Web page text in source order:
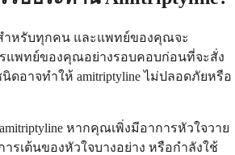
สำหรับทุกคน และแพทย์ของคุณจะ
แพทย์ของคุณอย่างรอบคอบก่อนที่จะสั่ง
ดอาจทำให้ amitriptyline ไม่ปลอดภัยหรือ
หากคุณเพิ่งมีอาการหัวใจวาย
รเต้นของหัวใจบางอย่าง หรือกำลังใช้